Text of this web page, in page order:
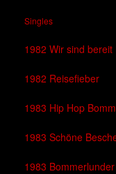
Singles
1982 Wir sind bereit
1982 Reisefieber
1983 Hip Hop
1983 Schöne
1983 Bommerlunder